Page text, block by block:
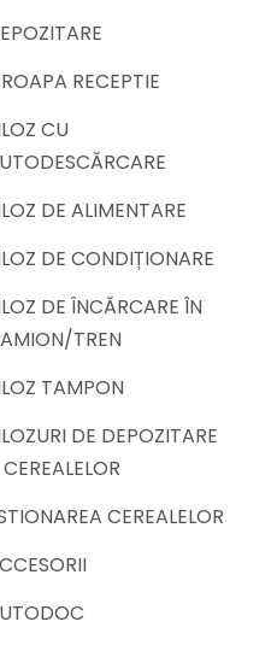
RECEPTIE
CU
DE ALIMENTARE
DE CONDIȚIONARE
DE ÎNCĂRCARE ÎN
TREN
TAMPON
DE DEPOZITARE
CEREALELOR